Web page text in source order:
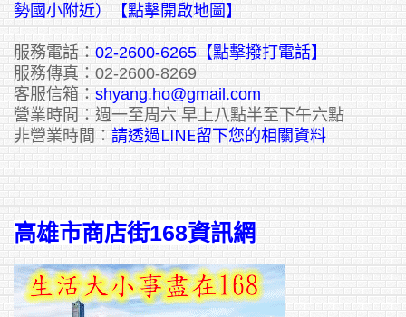
勢國小附近）【點擊開啟地圖】
服務電話： 02-2600-6265 【點擊撥打電話】
服務傳真：02-2600-8269
客服信箱： shyang.ho@gmail.com
營業時間：週一至周六 早上八點半至下午六點
非營業時間： 請透過LINE留下您的相關資料
高雄市商店街168資訊網